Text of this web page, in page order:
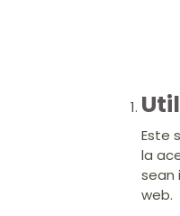
Este
la
sean
web. ​